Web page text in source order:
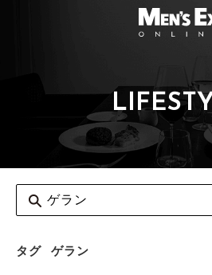
タグ ゲラン
FASHION
CAR&BIKE
LIFESTYLE